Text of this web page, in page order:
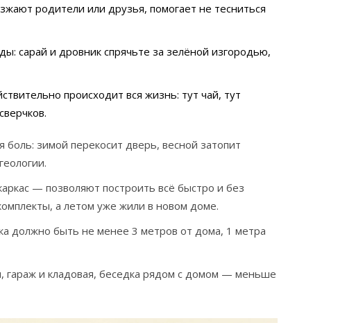
родители или друзья, помогает не тесниться
сарай и дровник спрячьте за зелёной изгородью,
происходит вся жизнь: тут чай, тут
зимой перекосит дверь, весной затопит
— позволяют построить всё быстро и без
а летом уже жили в новом доме.
должно быть не менее 3 метров от дома, 1 метра
гараж и кладовая, беседка рядом с домом — меньше